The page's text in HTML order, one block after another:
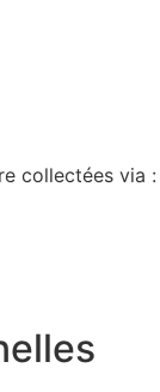
collectées via :